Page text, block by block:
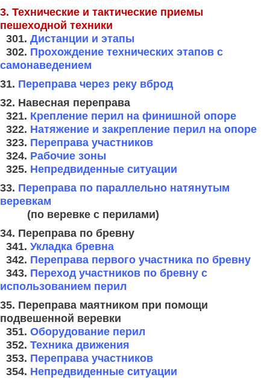
3. Технические и тактические приемы
пешеходной техники
301. Дистанции и этапы
302. Прохождение технических этапов с
самонаведением
31. Переправа через реку вброд
32. Навесная переправа
321. Крепление перил на финишной опоре
322. Натяжение и закрепление перил на опоре
323. Переправа участников
324. Рабочие зоны
325. Непредвиденные ситуации
33. Переправа по параллельно натянутым
веревкам
(по веревке с перилами)
34. Переправа по бревну
341. Укладка бревна
342. Переправа первого участника по бревну
343. Переход участников по бревну с
использованием перил
35. Переправа маятником при помощи
подвешенной веревки
351. Оборудование перил
352. Техника движения
353. Переправа участников
354. Непредвиденные ситуации